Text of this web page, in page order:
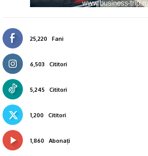
25,220 Fani
6,503 Cititori
5,245 Cititori
1,200 Cititori
1,860 Abonați